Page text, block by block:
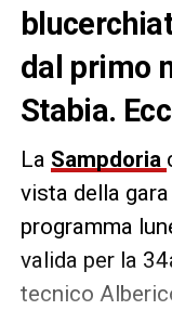
dal primo
Stabia.
La Sampdoria
vista della
programma
valida per la
tecnico